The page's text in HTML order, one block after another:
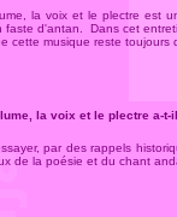
la voix et le plectre est
faste d'antan. Dans cet
cette musique reste toujours
la voix et le plectre a-
par des rappels
de la poésie et du chant